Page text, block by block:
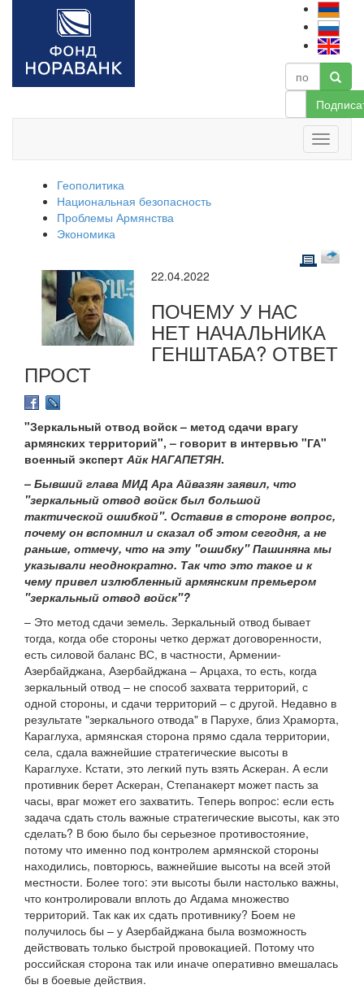
Геополитика
Национальная безопасность
Проблемы Армянства
Экономика
22.04.2022
ПОЧЕМУ У НАС
НЕТ НАЧАЛЬНИКА
ГЕНШТАБА? ОТВЕТ
ПРОСТ
"Зеркальный отвод войск – метод сдачи врагу
армянских территорий", – говорит в интервью "ГА"
военный эксперт Айк НАГАПЕТЯН.
– Бывший глава МИД Ара Айвазян заявил, что
"зеркальный отвод войск был большой
тактической ошибкой". Оставив в стороне вопрос,
почему он вспомнил и сказал об этом сегодня, а не
раньше, отмечу, что на эту "ошибку" Пашиняна мы
указывали неоднократно. Так что это такое и к
чему привел излюбленный армянским премьером
"зеркальный отвод войск"?
– Это метод сдачи земель. Зеркальный отвод бывает
тогда, когда обе стороны четко держат договоренности,
есть силовой баланс ВС, в частности, Армении-
Азербайджана, Азербайджана – Арцаха, то есть, когда
зеркальный отвод – не способ захвата территорий, с
одной стороны, и сдачи территорий – с другой. Недавно в
результате "зеркального отвода" в Парухе, близ Храморта,
Караглуха, армянская сторона прямо сдала территории,
села, сдала важнейшие стратегические высоты в
Караглухе. Кстати, это легкий путь взять Аскеран. А если
противник берет Аскеран, Степанакерт может пасть за
часы, враг может его захватить. Теперь вопрос: если есть
задача сдать столь важные стратегические высоты, как это
сделать? В бою было бы серьезное противостояние,
потому что именно под контролем армянской стороны
находились, повторюсь, важнейшие высоты на всей этой
местности. Более того: эти высоты были настолько важны,
что контролировали вплоть до Агдама множество
территорий. Так как их сдать противнику? Боем не
получилось бы – у Азербайджана была возможность
действовать только быстрой провокацией. Потому что
российская сторона так или иначе оперативно вмешалась
бы в боевые действия.